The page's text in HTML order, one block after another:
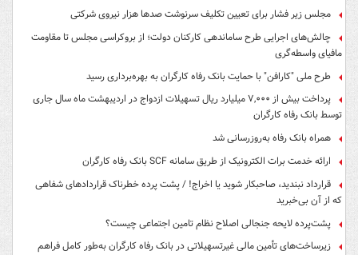
مجلس زیر فشار برای تعیین تکلیف سرنوشت صدها هزار نیروی شرکتی
چالش‌های اجرایی طرح ساماندهی کارکنان دولت؛ از بروکراسی مجلس تا مقاومت
مافیای واسطه‌گری
طرح ملی "کارافن" با حمایت بانک رفاه کارگران به بهره‌برداری رسید
پرداخت بیش از ۷,۰۰۰ میلیارد ریال تسهیلات ازدواج در اردیبهشت ماه سال جاری
توسط بانک رفاه کارگران
همراه بانک رفاه به‌روزرسانی شد
ارائه خدمت برات الکترونیک از طریق سامانه SCF بانک رفاه کارگران
قرارداد نبندید، صاحبکار شوید یا اخراج! / پشت پرده خطرناک قراردادهای شفاهی
که از آن بی‌خبرید
پشت‌پرده لایحه جنجالی اصلاح نظام تامین اجتماعی چیست؟
زیرساخت‌های تأمین مالی غیرتسهیلاتی در بانک رفاه کارگران به‌طور کامل فراهم